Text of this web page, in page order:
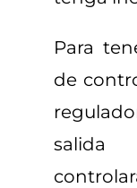
Para
de
salida